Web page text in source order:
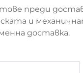
преди
и
доставка.